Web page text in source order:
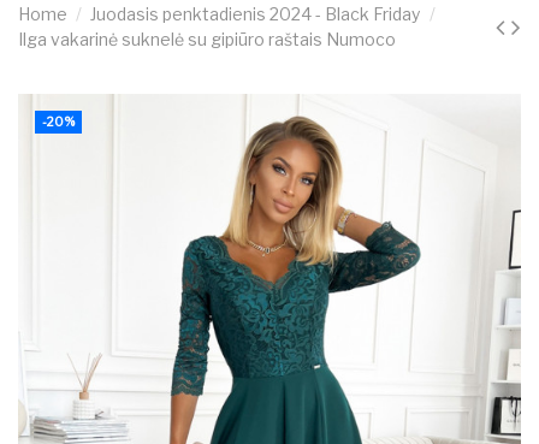
Home
Juodasis penktadienis 2024 - Black Friday
Ilga vakarinė suknelė su gipiūro raštais Numoco
-20%